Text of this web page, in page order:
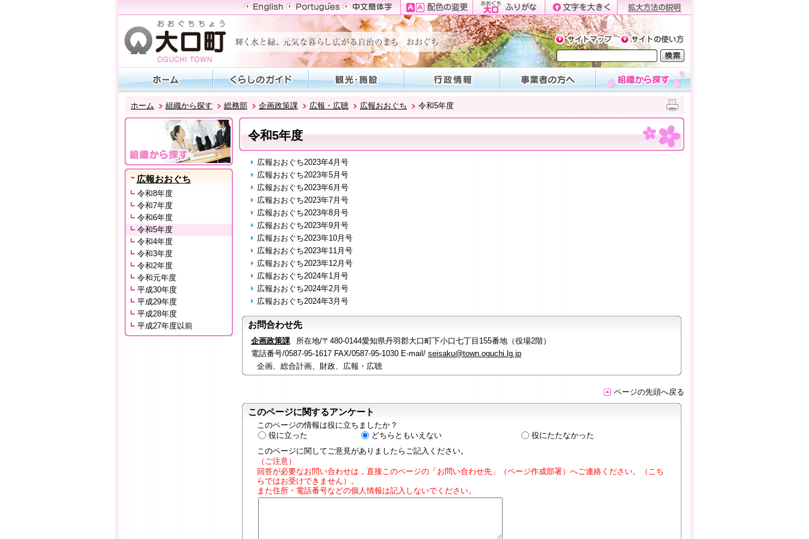
ホーム 組織から探す 総務部 企画政策課 広報・広聴 広報おおぐち 令和5年度
広報おおぐち
令和8年度
令和7年度
令和6年度
令和5年度
令和4年度
令和3年度
令和2年度
令和元年度
平成30年度
平成29年度
平成28年度
平成27年度以前
令和5年度
広報おおぐち2023年4月号
広報おおぐち2023年5月号
広報おおぐち2023年6月号
広報おおぐち2023年7月号
広報おおぐち2023年8月号
広報おおぐち2023年9月号
広報おおぐち2023年10月号
広報おおぐち2023年11月号
広報おおぐち2023年12月号
広報おおぐち2024年1月号
広報おおぐち2024年2月号
広報おおぐち2024年3月号
お問合わせ先
企画政策課
所在地/〒480-0144愛知県丹羽郡大口町下小口七丁目155番地（役場2階）
電話番号/0587-95-1617 FAX/0587-95-1030 E-mail/ seisaku@town.oguchi.lg.jp
企画、総合計画、財政、広報・広聴
ページの先頭へ戻る
このページに関するアンケート
このページの情報は役に立ちましたか？
役に立った
どちらともいえない
役にたたなかった
このページに関してご意見がありましたらご記入ください。
（ご注意）
回答が必要なお問い合わせは，直接このページの「お問い合わせ先」（ページ作成部署）へご連絡ください。（こち
らではお受けできません）。
また住所・電話番号などの個人情報は記入しないでください。